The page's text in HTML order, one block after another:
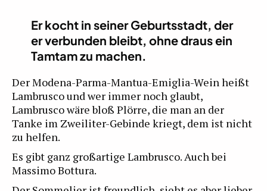
Er kocht in seiner Geburtsstadt, der
er verbunden bleibt, ohne draus ein
Tamtam zu machen.
Der Modena-Parma-Mantua-Emiglia-Wein heißt
Lambrusco und wer immer noch glaubt,
Lambrusco wäre bloß Plörre, die man an der
Tanke im Zweiliter-Gebinde kriegt, dem ist nicht
zu helfen.
Es gibt ganz großartige Lambrusco. Auch bei
Massimo Bottura.